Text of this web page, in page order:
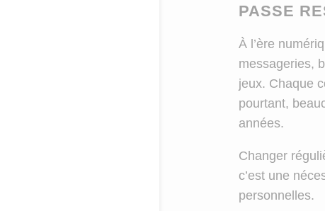
PASSE
À l’ère
messageries,
jeux. Chaque
pourtant,
années.
Changer
c’est une
personnelles.